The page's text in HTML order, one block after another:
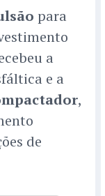
para
a
e a
,
de